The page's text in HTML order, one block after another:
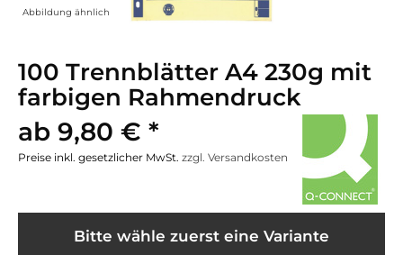
Abbildung ähnlich
100 Trennblätter A4 230g mit
farbigen Rahmendruck
ab 9,80 € *
Preise inkl. gesetzlicher MwSt. zzgl. Versandkosten
Bitte wähle zuerst eine Variante